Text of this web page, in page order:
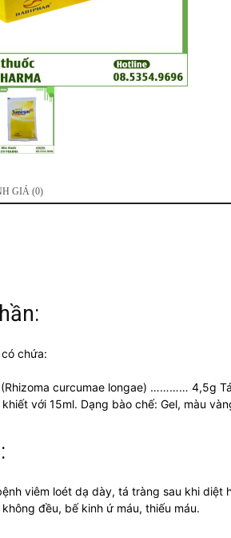
GIÁ (0)
chứa:
curcumae longae) ………… 4,5g
với 15ml. Dạng bào chế: Gel, màu
viêm loét dạ dày, tá tràng sau khi diệt
đều, bế kinh ứ máu, thiếu máu.